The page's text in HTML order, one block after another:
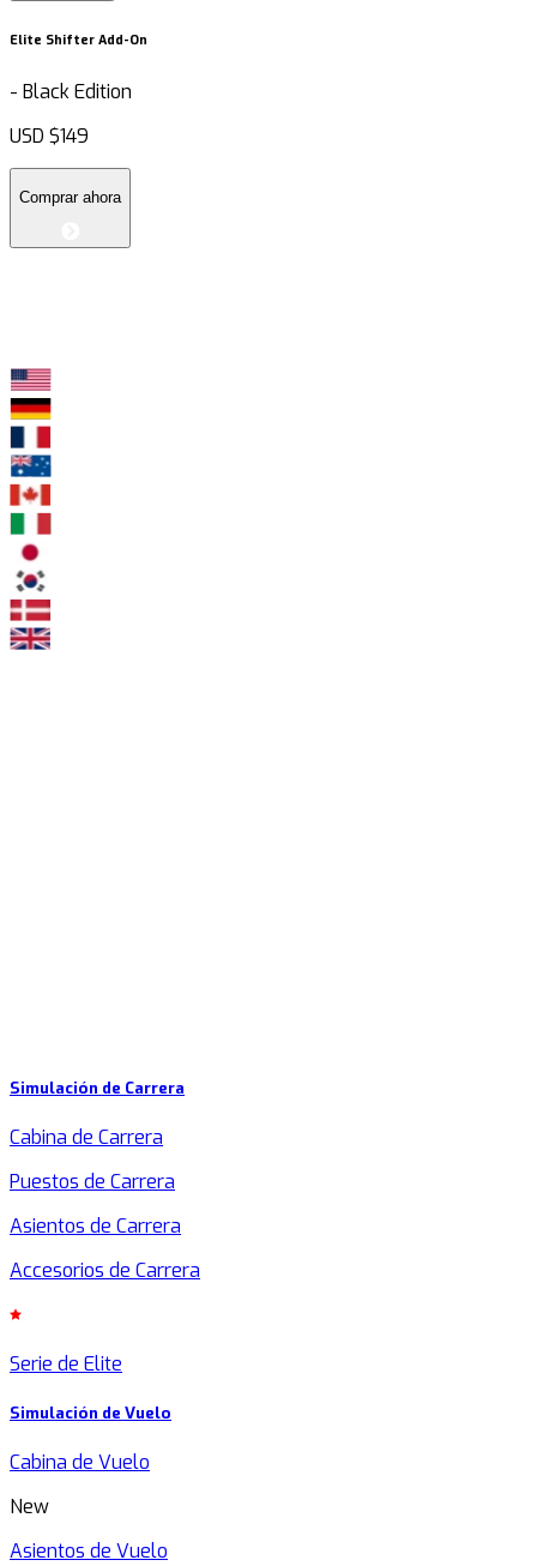
Elite Shifter Add-On
- Black Edition
USD $149
Comprar ahora
Simulación de Carrera
Cabina de Carrera
Puestos de Carrera
Asientos de Carrera
Accesorios de Carrera
Serie de Elite
Simulación de Vuelo
Cabina de Vuelo
New
Asientos de Vuelo